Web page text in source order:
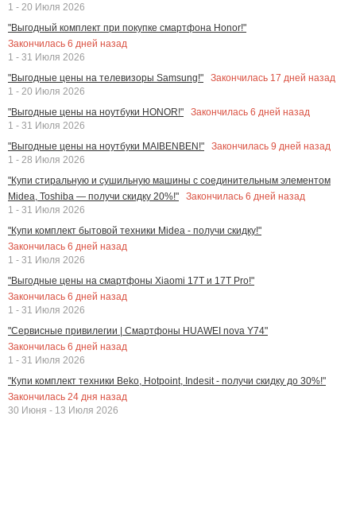
1 - 20 Июля 2026
"Выгодный комплект при покупке смартфона Honor!"
Закончилась 6 дней назад
1 - 31 Июля 2026
"Выгодные цены на телевизоры Samsung!"
Закончилась 17 дней назад
1 - 20 Июля 2026
"Выгодные цены на ноутбуки HONOR!"
Закончилась 6 дней назад
1 - 31 Июля 2026
"Выгодные цены на ноутбуки MAIBENBEN!"
Закончилась 9 дней назад
1 - 28 Июля 2026
"Купи стиральную и сушильную машины с соединительным элементом
Midea, Toshiba — получи скидку 20%!"
Закончилась 6 дней назад
1 - 31 Июля 2026
"Купи комплект бытовой техники Midea - получи скидку!"
Закончилась 6 дней назад
1 - 31 Июля 2026
"Выгодные цены на смартфоны Xiaomi 17T и 17T Pro!"
Закончилась 6 дней назад
1 - 31 Июля 2026
"Сервисные привилегии | Смартфоны HUAWEI nova Y74"
Закончилась 6 дней назад
1 - 31 Июля 2026
"Купи комплект техники Beko, Hotpoint, Indesit - получи скидку до 30%!"
Закончилась 24 дня назад
30 Июня - 13 Июля 2026